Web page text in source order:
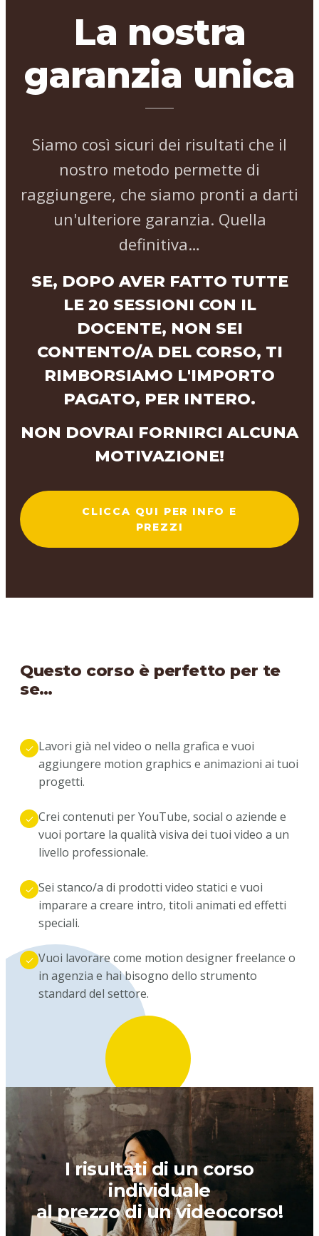
La nostra
garanzia unica
Siamo così sicuri dei risultati che il
nostro metodo permette di
raggiungere, che siamo pronti a darti
un'ulteriore garanzia. Quella
definitiva…
SE, DOPO AVER FATTO TUTTE
LE 20 SESSIONI CON IL
DOCENTE, NON SEI
CONTENTO/A DEL CORSO, TI
RIMBORSIAMO L'IMPORTO
PAGATO, PER INTERO.
NON DOVRAI FORNIRCI ALCUNA
MOTIVAZIONE!
CLICCA QUI PER INFO E
PREZZI
Questo corso è perfetto per te
se…
Lavori già nel video o nella grafica e vuoi
aggiungere motion graphics e animazioni ai tuoi
progetti.
Crei contenuti per YouTube, social o aziende e
vuoi portare la qualità visiva dei tuoi video a un
livello professionale.
Sei stanco/a di prodotti video statici e vuoi
imparare a creare intro, titoli animati ed effetti
speciali.
Vuoi lavorare come motion designer freelance o
in agenzia e hai bisogno dello strumento
standard del settore.
I risultati di un corso
individuale
al prezzo di un videocorso!